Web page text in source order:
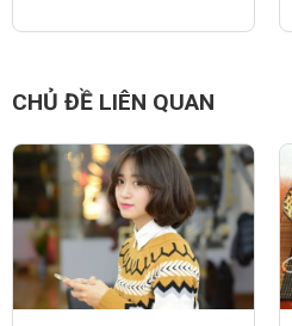
CHỦ ĐỀ LIÊN QUAN